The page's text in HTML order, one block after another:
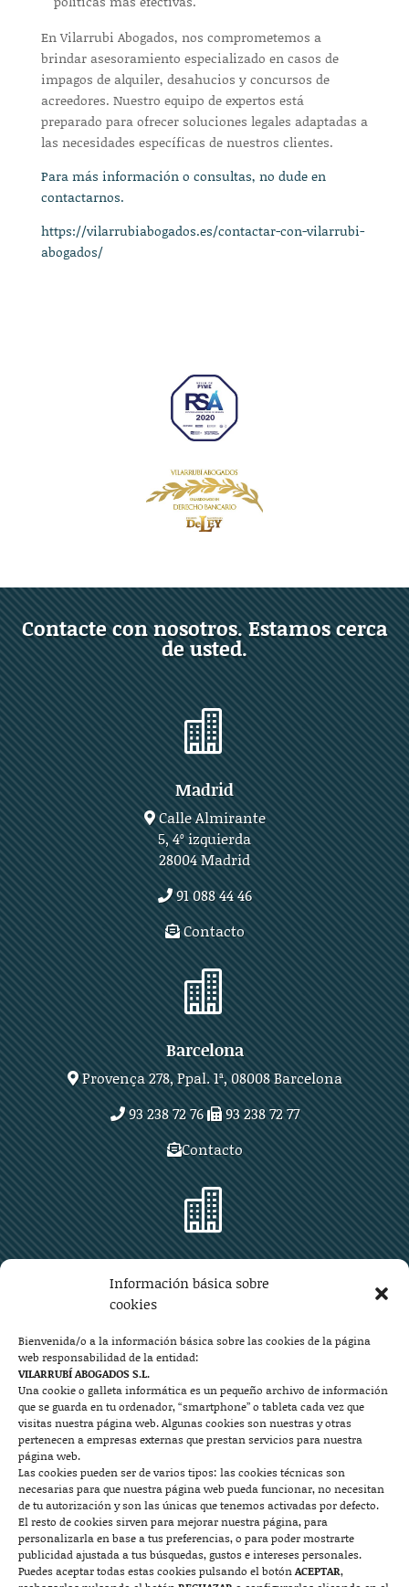
Información básica sobre
cookies
Bienvenida/o a la información básica sobre las cookies de la página
web responsabilidad de la entidad:
VILARRUBÍ ABOGADOS S.L.
Una cookie o galleta informática es un pequeño archivo de información
que se guarda en tu ordenador, “smartphone” o tableta cada vez que
visitas nuestra página web. Algunas cookies son nuestras y otras
pertenecen a empresas externas que prestan servicios para nuestra
página web.
Las cookies pueden ser de varios tipos: las cookies técnicas son
necesarias para que nuestra página web pueda funcionar, no necesitan
de tu autorización y son las únicas que tenemos activadas por defecto.
El resto de cookies sirven para mejorar nuestra página, para
personalizarla en base a tus preferencias, o para poder mostrarte
publicidad ajustada a tus búsquedas, gustos e intereses personales.
Puedes aceptar todas estas cookies pulsando el botónACEPTAR,
En Vilarrubi Abogados, nos comprometemos a
brindar asesoramiento especializado en casos de
impagos de alquiler, desahucios y concursos de
acreedores. Nuestro equipo de expertos está
preparado para ofrecer soluciones legales adaptadas a
las necesidades específicas de nuestros clientes.
Para más información o consultas, no dude en
contactarnos.
https://vilarrubiabogados.es/contactar-con-vilarrubi-
abogados/
Contacte con nosotros. Estamos cerca
de usted.

Madrid
Calle Almirante
5, 4º izquierda
28004 Madrid
91 088 44 46
Contacto

Barcelona
Provença 278, Ppal. 1ª, 08008 Barcelona
93 238 72 76
93 238 72 77
Contacto

Plaza Aragón 10, planta 11ª, 50004 Zaragoza
Contacto

Mallorca
Josep Pla, n°6, 07400 Alcudia (Mallorca)
722 131 870
Contacto